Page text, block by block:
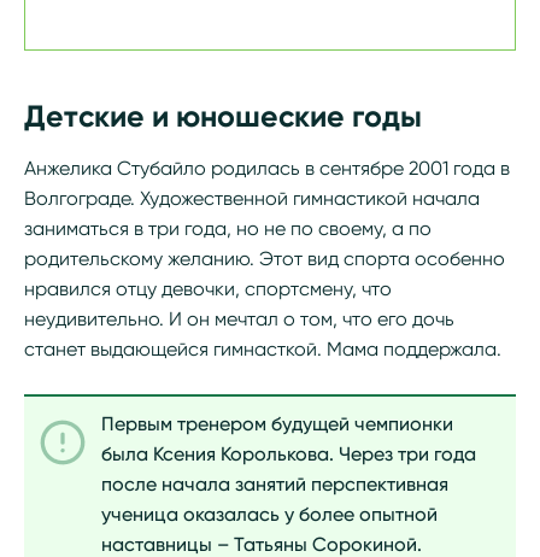
Детские и юношеские годы
Анжелика Стубайло родилась в сентябре 2001 года в
Волгограде. Художественной гимнастикой начала
заниматься в три года, но не по своему, а по
родительскому желанию. Этот вид спорта особенно
нравился отцу девочки, спортсмену, что
неудивительно. И он мечтал о том, что его дочь
станет выдающейся гимнасткой. Мама поддержала.
Первым тренером будущей чемпионки
была Ксения Королькова. Через три года
после начала занятий перспективная
ученица оказалась у более опытной
наставницы – Татьяны Сорокиной.